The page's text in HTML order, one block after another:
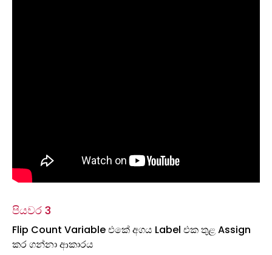
පියවර 3
Flip Count Variable එකේ අගය Label එක තුළ Assign
කර ගන්නා ආකාරය